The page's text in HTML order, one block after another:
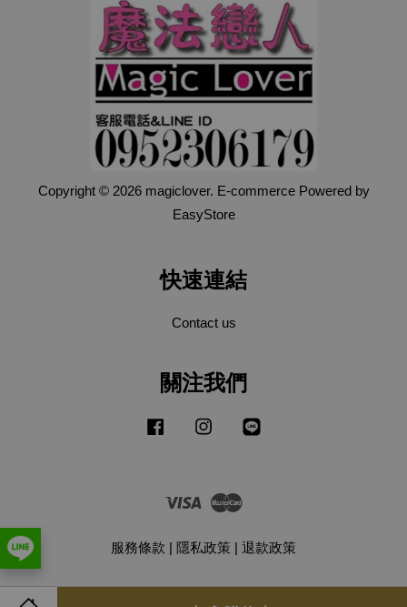
Copyright © 2026 magiclover. E-commerce Powered by
EasyStore
快速連結
Contact us
關注我們
Facebook Instagram
Visa
服務條款 | 隱私政策 | 退款政策